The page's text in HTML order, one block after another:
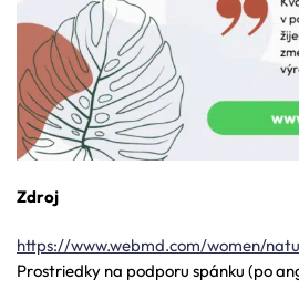
Zdroj
https://www.webmd.com/women/
Prostriedky na podporu spánku (po